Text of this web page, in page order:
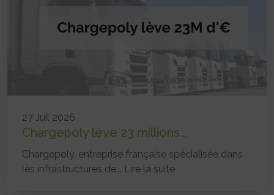
27 Juil 2026
Chargepoly lève 23 millions...
Chargepoly, entreprise française spécialisée dans
les infrastructures de... Lire la suite